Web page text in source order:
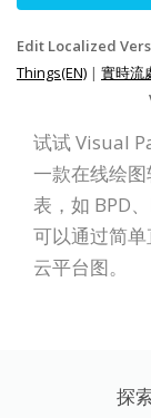
Edit Localized
Things(EN) | 實時流
试试 Visual
一款在线绘
表，如 BPD
可以通过简
云平台图。
探